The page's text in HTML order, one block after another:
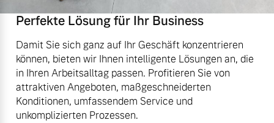
Perfekte Lösung für Ihr Business
Damit Sie sich ganz auf Ihr Geschäft konzentrieren
können, bieten wir Ihnen intelligente Lösungen an, die
in Ihren Arbeitsalltag passen. Profitieren Sie von
attraktiven Angeboten, maßgeschneiderten
Konditionen, umfassendem Service und
unkomplizierten Prozessen.